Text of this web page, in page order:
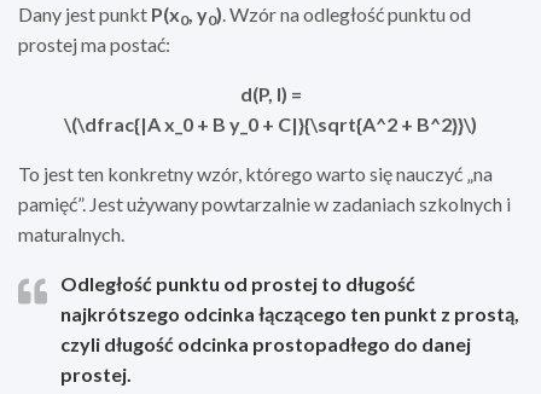
Dany jest punkt P(x0, y0) . Wzór na odległość punktu od
prostej ma postać:
d(P, l) =
\(\dfrac{|A x_0 + B y_0 + C|}{\sqrt{A^2 + B^2}}\)
To jest ten konkretny wzór, którego warto się nauczyć „na
pamięć”. Jest używany powtarzalnie w zadaniach szkolnych i
maturalnych.
Odległość punktu od prostej to długość
najkrótszego odcinka łączącego ten punkt z prostą,
czyli długość odcinka prostopadłego do danej
prostej.